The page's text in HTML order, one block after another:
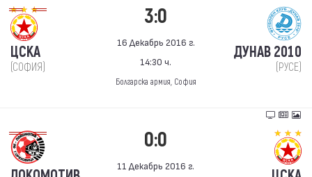
ЦСКА
(СОФИЯ)
3:0
16 Декабрь 2016 г.
14:30 ч.
Болгарска армия, София
ДУНАВ 2010
(РУСЕ)
0:0
11 Декабрь 2016 г.